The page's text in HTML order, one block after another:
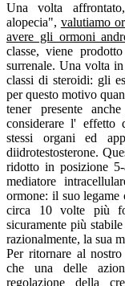
Una volta
alopecia", valutiamo
avere gli ormoni
classe, viene
surrenale. Una volta
classi di steroidi: gli
per questo motivo
tener presente
considerare l' effetto
stessi organi ed
diidrotestosterone.
ridotto in posizione
mediatore
ormone: il suo
circa 10 volte più
sicuramente più
razionalmente, la sua
Per ritornare al
che una delle
regolazione della